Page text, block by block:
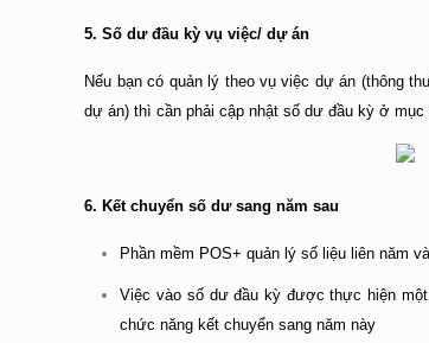
5. Số dư đầu kỳ vụ việc/ dự án
Nếu bạn có quản lý theo vụ việc dự án (thông
dự án) thì cần phải cập nhật số dư đầu kỳ ở mục
6. Kết chuyển số dư sang năm sau
Phần mềm POS+ quản lý số liệu liên năm
Việc vào số dư đầu kỳ được thực hiện
chức năng kết chuyển sang năm này